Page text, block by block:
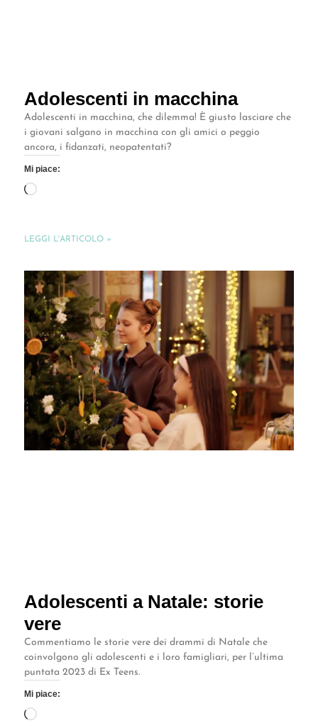
Adolescenti in macchina
Adolescenti in macchina, che dilemma! È giusto lasciare che
i giovani salgano in macchina con gli amici o peggio
ancora, i fidanzati, neopatentati?
Mi piace:
LEGGI L'ARTICOLO »
Adolescenti a Natale: storie
vere
Commentiamo le storie vere dei drammi di Natale che
coinvolgono gli adolescenti e i loro famigliari, per l’ultima
puntata 2023 di Ex Teens.
Mi piace: